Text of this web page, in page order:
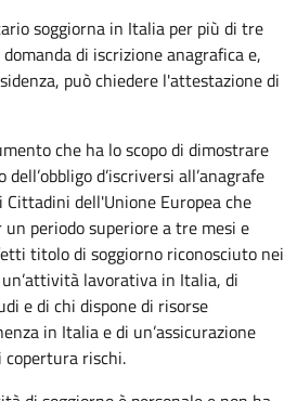
soggiorna in Italia per più di tre
di iscrizione anagrafica e,
può chiedere l'attestazione di
che ha lo scopo di dimostrare
d’iscriversi all’anagrafe
dell'Unione Europea che
periodo superiore a tre mesi e
titolo di soggiorno riconosciuto nei
lavorativa in Italia, di
e di chi dispone di risorse
in Italia e di un’assicurazione
rischi.